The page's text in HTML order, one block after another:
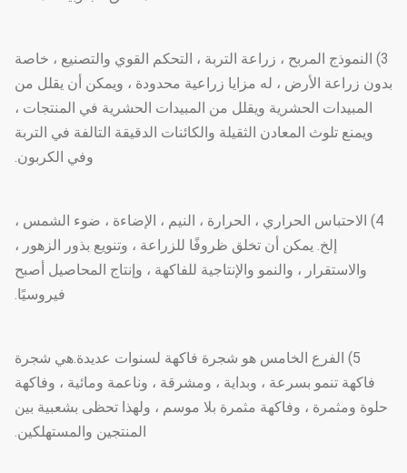
3) النموذج المربح ، زراعة التربة ، التحكم القوي والتصنيع ، خاصة
بدون زراعة الأرض ، له مزايا زراعية محدودة ، ويمكن أن يقلل من
المبيدات الحشرية ويقلل من المبيدات الحشرية في المنتجات ،
ويمنع تلوث المعادن الثقيلة والكائنات الدقيقة التالفة في التربة
وفي الكربون.
4) الاحتباس الحراري ، الحرارة ، النيم ، الإضاءة ، ضوء الشمس ،
إلخ. يمكن أن تخلق ظروفًا للزراعة ، وتنويع بذور الزهور ،
والاستقرار ، والنمو والإنتاجية للفاكهة ، وإنتاج المحاصيل أصبح
فيروسيًا.
5) الفرع الخامس هو شجرة فاكهة لسنوات عديدة.هي شجرة
فاكهة تنمو بسرعة ، وبداية ، ومشرقة ، وناعمة ومائية ، وفاكهة
حلوة ومثمرة ، وفاكهة مثمرة بلا موسم ، ولهذا تحظى بشعبية بين
المنتجين والمستهلكين.